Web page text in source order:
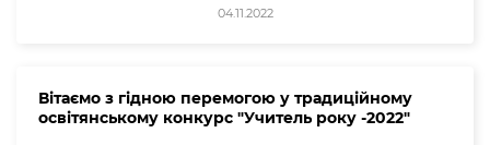
04.11.2022
Вітаємо з гідною перемогою у традиційному
освітянському конкурс "Учитель року -2022"